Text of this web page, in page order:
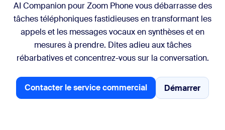
AI Companion pour Zoom Phone vous débarrasse des
tâches téléphoniques fastidieuses en transformant les
appels et les messages vocaux en synthèses et en
mesures à prendre. Dites adieu aux tâches
rébarbatives et concentrez-vous sur la conversation.
Contacter le service commercial
Contacter le service commercial
Démarrer
Démarrer